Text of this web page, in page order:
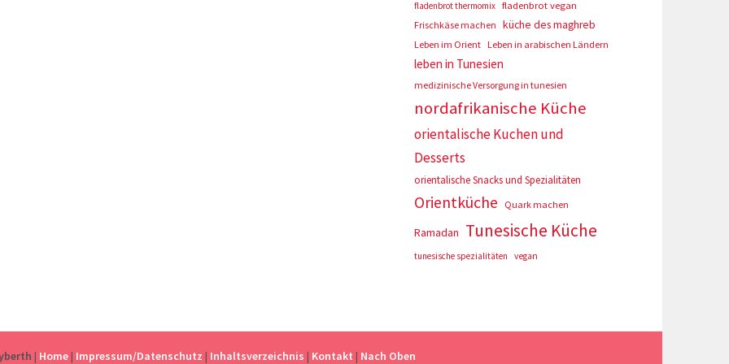
fladenbrot thermomix fladenbrot vegan
Frischkäse machen küche des maghreb
Leben im Orient Leben in arabischen Ländern
leben in Tunesien
medizinische Versorgung in tunesien
nordafrikanische Küche
orientalische Kuchen und
Desserts
orientalische Snacks und Spezialitäten
Orientküche Quark machen
Ramadan Tunesische Küche
tunesische spezialitäten vegan
| Home| Impressum/Datenschutz | Inhaltsverzeichnis | Kontakt | Nach Oben